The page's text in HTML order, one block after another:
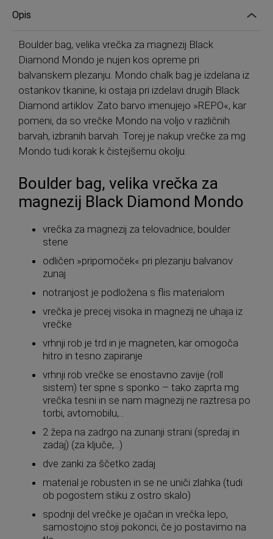
Opis
Boulder bag, velika vrečka za magnezij Black
Diamond Mondo je nujen kos opreme pri
balvanskem plezanju. Mondo chalk bag je izdelana iz
ostankov tkanine, ki ostaja pri izdelavi drugih Black
Diamond artiklov. Zato barvo imenujejo »REPO«, kar
pomeni, da so vrečke Mondo na voljo v različnih
barvah, izbranih barvah. Torej je nakup vrečke za mg
Mondo tudi korak k čistejšemu okolju.
Boulder bag, velika vrečka za
magnezij Black Diamond Mondo
vrečka za magnezij za telovadnice, boulder
stene
odličen »pripomoček« pri plezanju balvanov
zunaj
notranjost je podložena s flis materialom
vrečka je precej visoka in magnezij ne uhaja iz
vrečke
vrhnji rob je trd in je magneten, kar omogoča
hitro in tesno zapiranje
vrhnji rob vrečke se enostavno zavije (roll
sistem) ter spne s sponko – tako zaprta mg
vrečka tesni in se nam magnezij ne raztresa po
torbi, avtomobilu,...
2 žepa na zadrgo na zunanji strani (spredaj in
zadaj) (za ključe,...)
dve zanki za ščetko zadaj
material je robusten in se ne uniči zlahka (tudi
ob pogostem stiku z ostro skalo)
spodnji del vrečke je ojačan in vrečka lepo,
samostojno stoji pokonci, če jo postavimo na